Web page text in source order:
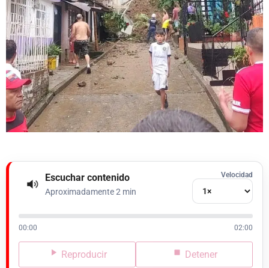
Escuchar contenido
Aproximadamente 2 min
Velocidad
00:00 02:00
Reproducir Detener